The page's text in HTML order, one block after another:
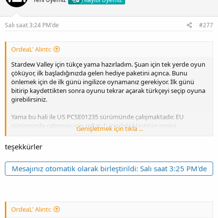
Oyun içi görüntü:
e
r
:
Salı saat 3:24 PM'de #277
OrdeaL' Alıntı:
Stardew Valley için tükçe yama hazırladım. Şuan için tek yerde oyun
çöküyor, ilk başladığınızda gelen hediye paketini açınca. Bunu
önlemek için de ilk günü ingilizce oynamanız gerekiyor. İlk günü
bitirip kaydettikten sonra oyunu tekrar açarak türkçeyi seçip oyuna
girebilirsiniz.
Yama bu hali ile US PCSE01235 sürümünde çalışmaktadır. EU
sürümünde çalışması için rePatch içindeki klasörün ismini
PCSB01226 yapmanız gerekmektedir.
Yamayı kullanabilmeniz için rePatch kurulu olmalıdır.
Kurulum:Zipten çıkan rePatch klasörünü hafıza kartınızın ana
klasörüne(ux0:\ içine) atın.
[Gizli içerik]
Genişletmek için tıkla ...
teşekkürler
Mesajınız otomatik olarak birleştirildi: Salı saat 3:25 PM'de
OrdeaL' Alıntı: